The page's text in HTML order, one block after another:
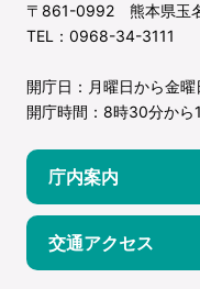
〒861-0992 熊本県玉
TEL：0968-34-3111
開庁日：月曜日から金曜
開庁時間：8時30分から
庁内案内
交通アクセス